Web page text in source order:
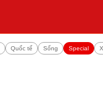
Quốc tế Sống Special